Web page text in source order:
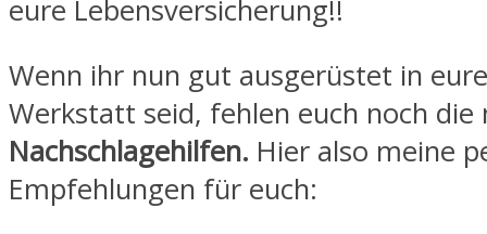
eure Lebensversicherung!!
Wenn ihr nun gut ausgerüstet in
Werkstatt seid, fehlen euch noch
Nachschlagehilfen. Hier also meine
Empfehlungen für euch: